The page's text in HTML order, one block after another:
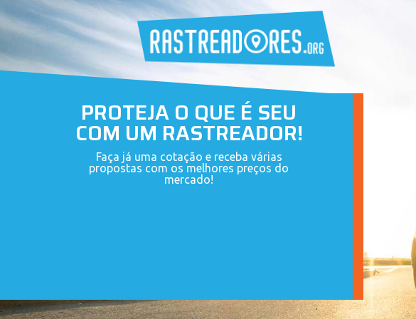
PROTEJA O QUE É SEU
COM UM RASTREADOR!
Faça já uma cotação e receba várias
propostas com os melhores preços do
mercado!